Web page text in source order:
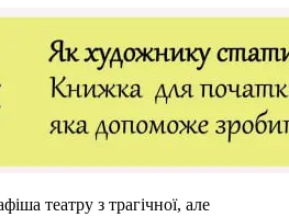
театру з трагічної, але